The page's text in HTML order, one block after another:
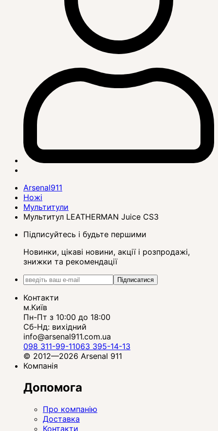
Arsenal911
Ножі
Мультитули
Мультитул LEATHERMAN Juice CS3
Підписуйтесь і будьте першими
Новинки, цікаві новини, акції і розпродажі,
знижки та рекомендації
Підписатися
Контакти
м.Київ
Пн-Пт з 10:00 до 18:00
Сб-Нд: вихідний
info@arsenal911.com.ua
098 311-99-11063 395-14-13
© 2012—2026 Arsenal 911
Компанія
Допомога
Про компанію
Доставка
Контакти